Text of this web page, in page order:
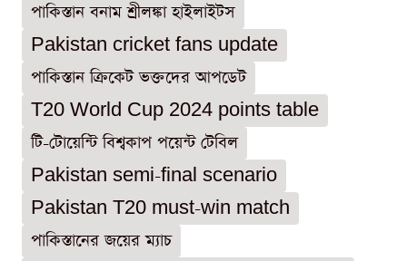
পাকিস্তান বনাম শ্রীলঙ্কা হাইলাইটস
Pakistan cricket fans update
পাকিস্তান ক্রিকেট ভক্তদের আপডেট
T20 World Cup 2024 points table
টি-টোয়েন্টি বিশ্বকাপ পয়েন্ট টেবিল
Pakistan semi-final scenario
Pakistan T20 must-win match
পাকিস্তানের জয়ের ম্যাচ